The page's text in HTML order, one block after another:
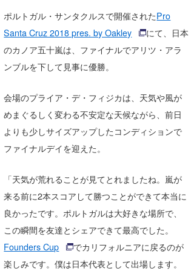
ポルトガル・サンタクルスで開催されたPro
Santa Cruz 2018 pres. by Oakley
にて、日本
のカノア五十嵐は、ファイナルでアリツ・アラ
ンブルを下して見事に優勝。
会場のプライア・デ・フィジカは、天気や風が
めまぐるしく変わる不安定な天候ながら、前日
よりも少しサイズアップしたコンディションで
ファイナルデイを迎えた。
「天気が荒れることが見てとれましたね。嵐が
来る前に2本スコアして勝つことができて本当に
良かったです。ポルトガルは大好きな場所で、
この瞬間を友達とシェアできて最高でした。
Founders Cup
でカリフォルニアに戻るのが
楽しみです。僕は日本代表として出場します。
伊豆
千葉南
沖縄
ルール＆How to
VOTE!
ライター/寄稿メディア
Core Surf Japan
Naoya Kimoto
メディア